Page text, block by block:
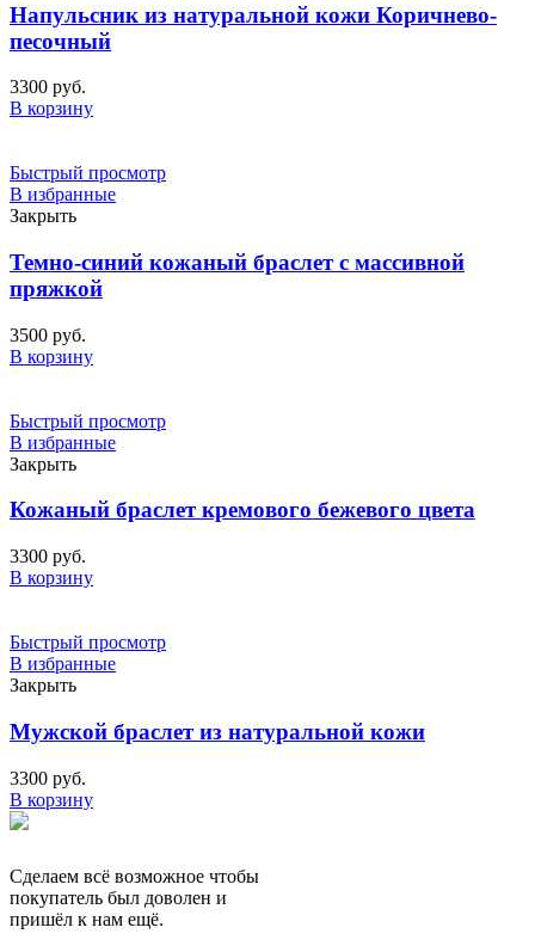
Напульсник из натуральной кожи Коричнево-
песочный
3300 руб.
В корзину
Быстрый просмотр
В избранные
Закрыть
Темно-синий кожаный браслет с массивной
пряжкой
3500 руб.
В корзину
Быстрый просмотр
В избранные
Закрыть
Кожаный браслет кремового бежевого цвета
3300 руб.
В корзину
Быстрый просмотр
В избранные
Закрыть
Мужской браслет из натуральной кожи
3300 руб.
В корзину
Сделаем всё возможное чтобы
покупатель был доволен и
пришёл к нам ещё.